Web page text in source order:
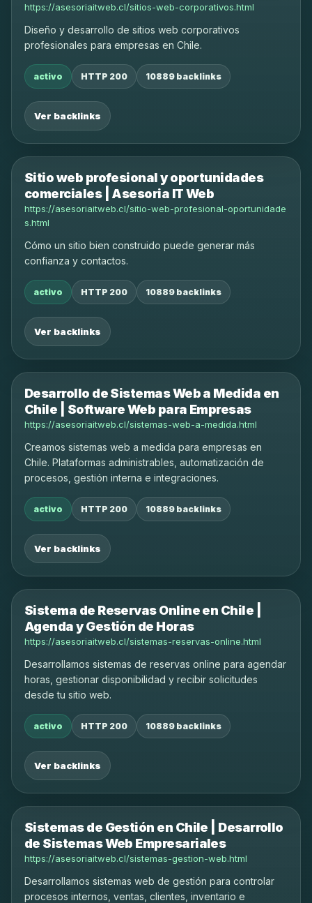
https://asesoriaitweb.cl/sitios-web-corporativos.html
Diseño y desarrollo de sitios web corporativos
profesionales para empresas en Chile.
activo HTTP 200 10889 backlinks
Ver backlinks
Sitio web profesional y oportunidades
comerciales | Asesoria IT Web
https://asesoriaitweb.cl/sitio-web-profesional-oportunidade
s.html
Cómo un sitio bien construido puede generar más
confianza y contactos.
activo HTTP 200 10889 backlinks
Ver backlinks
Desarrollo de Sistemas Web a Medida en
Chile | Software Web para Empresas
https://asesoriaitweb.cl/sistemas-web-a-medida.html
Creamos sistemas web a medida para empresas en
Chile. Plataformas administrables, automatización de
procesos, gestión interna e integraciones.
activo HTTP 200 10889 backlinks
Ver backlinks
Sistema de Reservas Online en Chile |
Agenda y Gestión de Horas
https://asesoriaitweb.cl/sistemas-reservas-online.html
Desarrollamos sistemas de reservas online para agendar
horas, gestionar disponibilidad y recibir solicitudes
desde tu sitio web.
activo HTTP 200 10889 backlinks
Ver backlinks
Sistemas de Gestión en Chile | Desarrollo
de Sistemas Web Empresariales
https://asesoriaitweb.cl/sistemas-gestion-web.html
Desarrollamos sistemas web de gestión para controlar
procesos internos, ventas, clientes, inventario e